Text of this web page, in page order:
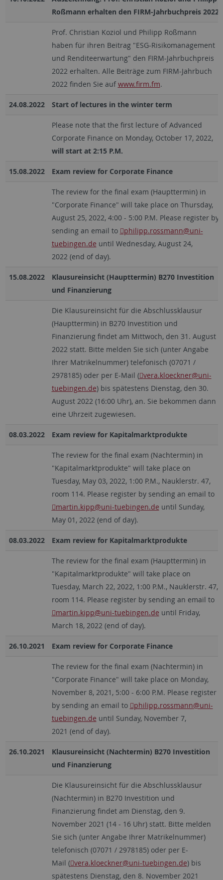
Roßmann erhalten den FIRM-Jahrbuchpreis 2022
Prof. Christian Koziol und Philipp Roßmann
haben für ihren Beitrag "ESG-Risikomanagement
und Renditeerwartung" den FIRM-Jahrbuchpreis
2022 erhalten. Alle Beiträge zum FIRM-Jahrbuch
2022 finden Sie auf www.firm.fm.
24.08.2022 Start of lectures in the winter term
Please note that the first lecture of Advanced
Corporate Finance on Monday, October 17, 2022,
will start at 2:15 P.M.
15.08.2022 Exam review for Corporate Finance
The review for the final exam (Haupttermin) in
"Corporate Finance" will take place on Thursday,
August 25, 2022, 4:00 - 5:00 P.M. Please register by
sending an email to
philipp.rossmann@uni-
tuebingen.de until Wednesday, August 24,
2022 (end of day).
15.08.2022
Klausureinsicht (Haupttermin) B270 Investition
und Finanzierung
Die Klausureinsicht für die Abschlussklausur
(Haupttermin) in B270 Investition und
Finanzierung findet am Mittwoch, den 31. August
2022 statt. Bitte melden Sie sich (unter Angabe
Ihrer Matrikelnummer) telefonisch (07071 /
2978185) oder per E-Mail ( vera.kloeckner@uni-
tuebingen.de) bis spätestens Dienstag, den 30.
August 2022 (16:00 Uhr), an. Sie bekommen dann
eine Uhrzeit zugewiesen.
08.03.2022 Exam review for Kapitalmarktprodukte
The review for the final exam (Nachtermin) in
"Kapitalmarktprodukte" will take place on
Tuesday, May 03, 2022, 1:00 P.M., Nauklerstr. 47,
room 114. Please register by sending an email to
martin.kipp@uni-tuebingen.de until Sunday,
May 01, 2022 (end of day).
08.03.2022 Exam review for Kapitalmarktprodukte
The review for the final exam (Haupttermin) in
"Kapitalmarktprodukte" will take place on
Tuesday, March 22, 2022, 1:00 P.M., Nauklerstr. 47,
room 114. Please register by sending an email to
martin.kipp@uni-tuebingen.de until Friday,
March 18, 2022 (end of day).
26.10.2021 Exam review for Corporate Finance
The review for the final exam (Nachtermin) in
"Corporate Finance" will take place on Monday,
November 8, 2021, 5:00 - 6:00 P.M. Please register
by sending an email to
philipp.rossmann@uni-
tuebingen.de until Sunday, November 7,
2021 (end of day).
26.10.2021
Klausureinsicht (Nachtermin) B270 Investition
und Finanzierung
Die Klausureinsicht für die Abschlussklausur
(Nachtermin) in B270 Investition und
Finanzierung findet am Dienstag, den 9.
November 2021 (14 - 16 Uhr) statt. Bitte melden
Sie sich (unter Angabe Ihrer Matrikelnummer)
telefonisch (07071 / 2978185) oder per E-
Mail ( vera.kloeckner@uni-tuebingen.de) bis
spätestens Dienstag, den 8. November 2021